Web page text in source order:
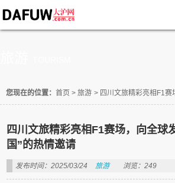
您现在的位置： 首页 > 旅游 > 四川文旅精彩亮相F1赛
四川文旅精彩亮相F1赛场，向全球
国”的热情邀请
发布时间：2025/03/24 旅游 浏览：249